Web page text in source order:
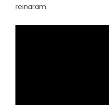
reinaram.